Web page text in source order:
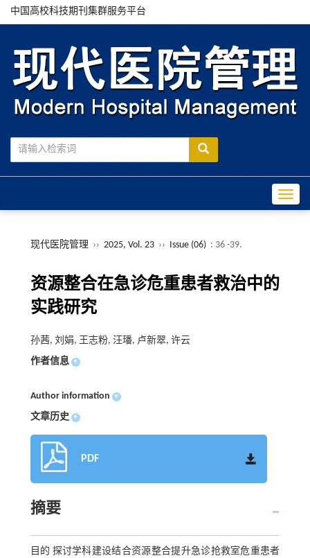
中国高校科技期刊集群服务平台
现代医院管理 ›› 2025, Vol. 23 ›› Issue (06) : 36 -39.
资源整合在急诊危重患者救治中的
实践研究
孙茜, 刘娟, 王志粉, 汪璠, 卢新翠, 许云
作者信息 +
Author information +
文章历史 +
PDF
摘要
目的 探讨学科建设结合资源整合提升急诊抢救室危重患者